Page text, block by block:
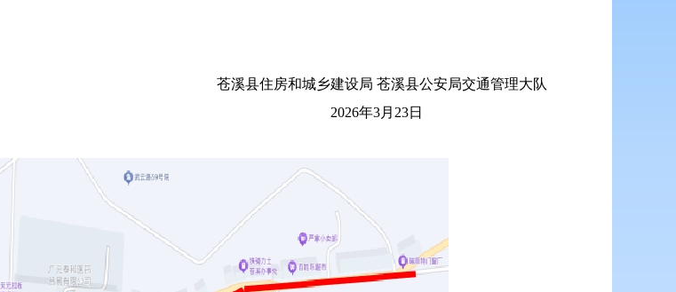
苍溪县住房和城乡建设局 苍溪县公安局交通管理大队
2026年3月23日